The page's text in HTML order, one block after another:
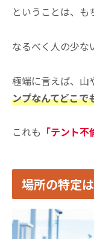
ということは、も
なるべく人の少な
極端に言えば、山
ンプなんてどこで
これも 「テント不
場所の特定